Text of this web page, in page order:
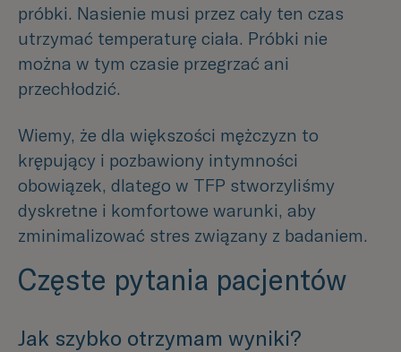
próbki. Nasienie musi przez cały ten czas
utrzymać temperaturę ciała. Próbki nie
można w tym czasie przegrzać ani
przechłodzić.
Wiemy, że dla większości mężczyzn to
krępujący i pozbawiony intymności
obowiązek, dlatego w TFP stworzyliśmy
dyskretne i komfortowe warunki, aby
zminimalizować stres związany z badaniem.
Częste pytania pacjentów
Jak szybko otrzymam wyniki?